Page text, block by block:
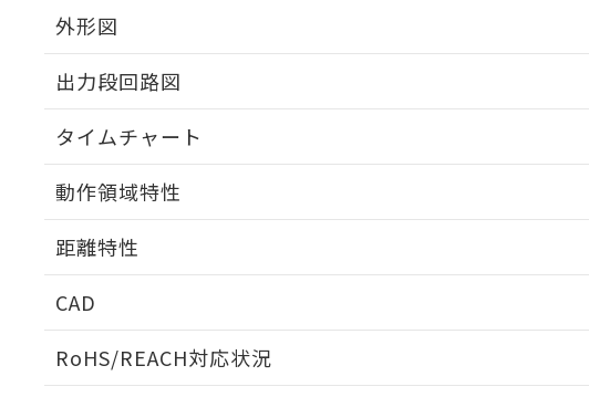
外形図
出力段回路図
タイムチャート
動作領域特性
距離特性
CAD
RoHS/REACH対応状況